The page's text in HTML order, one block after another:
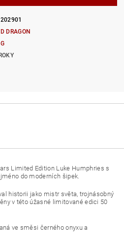
DRAGON
Limited Edition Luke Humphries s
do moderních šipek.
historii jako mistr světa, trojnásobný
v této úžasné limitované edici 50
ve směsi černého onyxu a